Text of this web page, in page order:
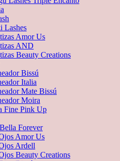
Lashes
Amor Us
AND
Beauty Creations
Bissú
Italia
Mate Bissú
Moira
Fine Pink Up
Forever
Amor Us
Ardell
Beauty Creations